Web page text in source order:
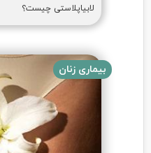
لابیاپلاستی چیست؟
بیماری زنان